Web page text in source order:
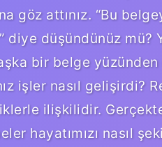
göz attınız. “Bu
diye düşündünüz mü?
bir belge
işler nasıl gelişirdi?
ilişkilidir.
hayatımızı nasıl